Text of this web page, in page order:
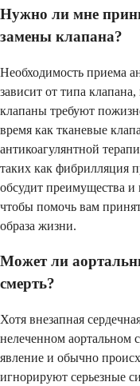
Нужно ли мне
замены клапана?
Необходимость приема
зависит от типа
клапаны требуют
время как тканевые
антикоагулянтной
таких как фибрилляция
обсудит преимущества и
чтобы помочь вам
образа жизни.
Может ли
смерть?
Хотя внезапная
нелеченном аортальном
явление и обычно
игнорируют серьезные